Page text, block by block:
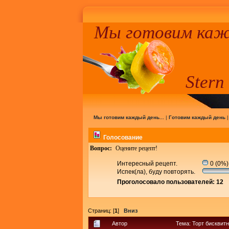
Мы готовим
Stern
Мы готовим каждый день... | Готовим каждый день
Голосование
Вопрос: Оцените рецепт!
Интересный рецепт.
0 (0%)
Испек(ла), буду повторять.
Проголосовало пользователей: 12
Страниц: [1] Вниз
Автор Тема: Торт